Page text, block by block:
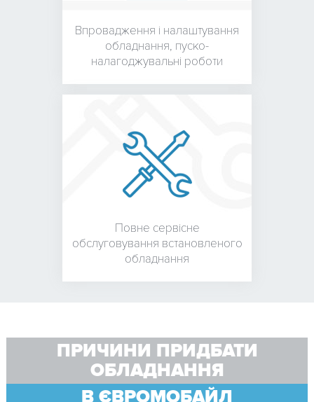
Впровадження і налаштування
обладнання, пуско-
налагоджувальні роботи
Повне сервісне
обслуговування встановленого
обладнання
ПРИЧИНИ ПРИДБАТИ
ОБЛАДНАННЯ
В ЄВРОМОБАЙЛ